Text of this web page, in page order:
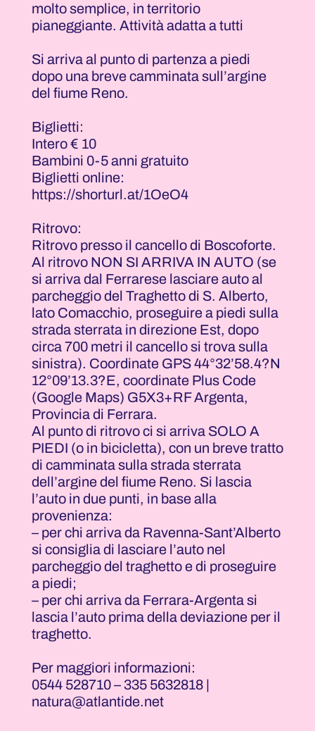
molto semplice, in territorio
pianeggiante. Attività adatta a tutti
Si arriva al punto di partenza a piedi
dopo una breve camminata sull’argine
del fiume Reno.
Biglietti:
Intero € 10
Bambini 0-5 anni gratuito
Biglietti online:
https://shorturl.at/1OeO4
Ritrovo:
Ritrovo presso il cancello di Boscoforte.
Al ritrovo NON SI ARRIVA IN AUTO (se
si arriva dal Ferrarese lasciare auto al
parcheggio del Traghetto di S. Alberto,
lato Comacchio, proseguire a piedi sulla
strada sterrata in direzione Est, dopo
circa 700 metri il cancello si trova sulla
sinistra). Coordinate GPS 44°32’58.4?N
12°09’13.3?E, coordinate Plus Code
(Google Maps) G5X3+RF Argenta,
Provincia di Ferrara.
Al punto di ritrovo ci si arriva SOLO A
PIEDI (o in bicicletta), con un breve tratto
di camminata sulla strada sterrata
dell’argine del fiume Reno. Si lascia
l’auto in due punti, in base alla
provenienza:
– per chi arriva da Ravenna-Sant’Alberto
si consiglia di lasciare l’auto nel
parcheggio del traghetto e di proseguire
a piedi;
– per chi arriva da Ferrara-Argenta si
lascia l’auto prima della deviazione per il
traghetto.
Per maggiori informazioni:
0544 528710 – 335 5632818 |
natura@atlantide.net